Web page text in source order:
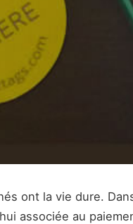
ont la vie dure.
associée au